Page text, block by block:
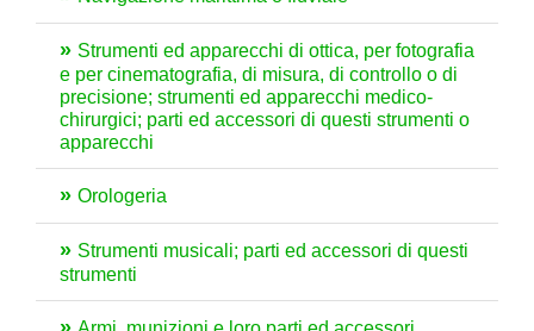
Strumenti ed apparecchi di ottica, per fotografia
e per cinematografia, di misura, di controllo o di
precisione; strumenti ed apparecchi medico-
chirurgici; parti ed accessori di questi strumenti o
apparecchi
Orologeria
Strumenti musicali; parti ed accessori di questi
strumenti